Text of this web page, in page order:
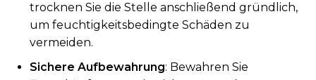
trocknen Sie die Stelle anschließend gründlich,
um feuchtigkeitsbedingte Schäden zu
vermeiden.
Sichere Aufbewahrung: Bewahren Sie